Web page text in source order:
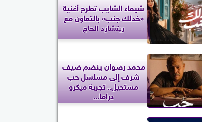
شيماء الشايب تطرح أغنية
«خدلك جنب» بالتعاون مع
ريتشارد الحاج
محمد رضوان ينضم ضيف
شرف إلى مسلسل حب
مستحيل.. تجربة ميكرو
دراما...